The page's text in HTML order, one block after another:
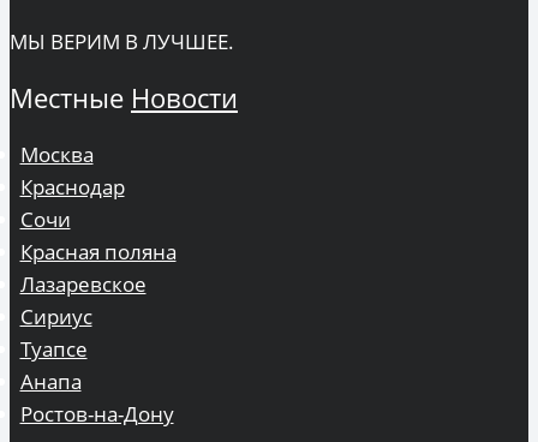
МЫ ВЕРИМ В ЛУЧШЕЕ.
Местные Новости
Москва
Краснодар
Сочи
Красная поляна
Лазаревское
Сириус
Туапсе
Анапа
Ростов-на-Дону